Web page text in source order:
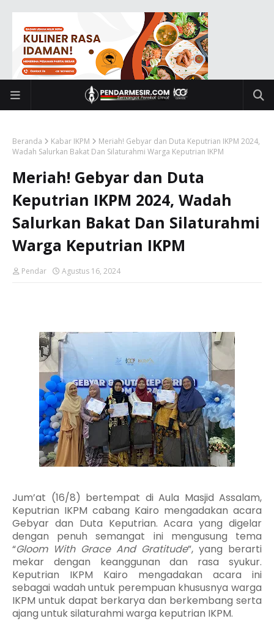
Beranda Kabar IKPM
Meriah! Gebyar dan Duta Keputrian IKPM 2024,
Wadah Salurkan Bakat Dan Silaturahmi Warga Keputrian IKPM
Meriah! Gebyar dan Duta
Keputrian IKPM 2024, Wadah
Salurkan Bakat Dan Silaturahmi
Warga Keputrian IKPM
Pendar Agustus 16, 2024
Jum’at (16/8) bertempat di Aula Masjid Assalam,
Keputrian IKPM cabang Kairo mengadakan acara
Gebyar dan Duta Keputrian. Acara yang digelar
dengan penuh semangat ini mengusung tema
“Gloom With Grace And Gratitude”, yang berarti
mekar dengan keanggunandan rasa syukur.
Keputrian IKPM Kairo mengadakan acara ini
sebagai wadah untuk perempuan khususnya warga
IKPM untuk dapat berkarya dan berkembang serta
ajang untuk silaturahmi warga keputrian IKPM.